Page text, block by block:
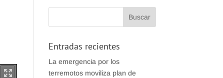
Entradas recientes
La emergencia por los
terremotos moviliza plan de